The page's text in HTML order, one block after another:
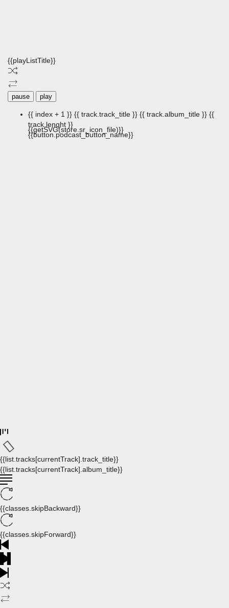
{{playListTitle}}
pause play
{{ index + 1 }} {{ track.track_title }} {{ track.album_title }} {{
track.lenght }}
{{getSVG(store.sr_icon_file)}}
{{button.podcast_button_name}}
{{list.tracks[currentTrack].track_title}}
{{list.tracks[currentTrack].album_title}}
{{classes.skipBackward}}
{{classes.skipForward}}